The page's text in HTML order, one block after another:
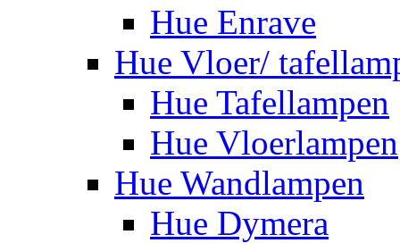
Hue Enrave
Hue Vloer/
Hue Tafellampen
Hue Vloerlampen
Hue Wandlampen
Hue Dymera